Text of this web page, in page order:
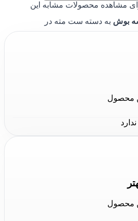
مشاهده محصولات مشابه این
به دسته ست مته در
محصول
محصول